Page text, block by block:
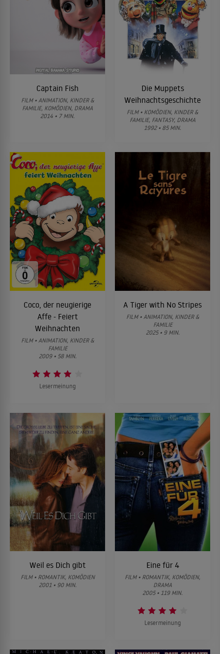
Captain Fish
FILM • ANIMATION, KINDER &
FAMILIE, KOMÖDIEN, DRAMA
2014 • 7 MIN.
Die Muppets
Weihnachtsgeschichte
FILM • KOMÖDIEN, KINDER &
FAMILIE, FANTASY, DRAMA
1992 • 85 MIN.
Coco, der neugierige
Affe - Feiert
Weihnachten
FILM • ANIMATION, KINDER &
FAMILIE
2009 • 58 MIN.
Lesermeinung
A Tiger with No Stripes
FILM • ANIMATION, KINDER &
FAMILIE
2025 • 9 MIN.
Weil es Dich gibt
FILM • ROMANTIK, KOMÖDIEN
2001 • 90 MIN.
Eine für 4
FILM • ROMANTIK, KOMÖDIEN,
DRAMA
2005 • 119 MIN.
Lesermeinung